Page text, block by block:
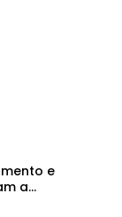
e
a